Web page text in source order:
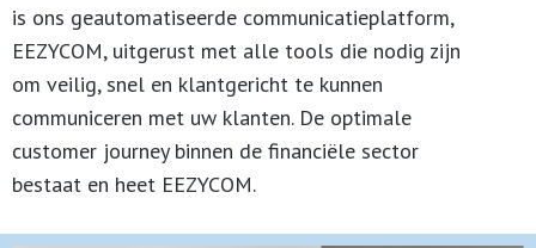
is ons geautomatiseerde communicatieplatform,
EEZYCOM, uitgerust met alle tools die nodig zijn
om veilig, snel en klantgericht te kunnen
communiceren met uw klanten. De optimale
customer journey binnen de financiële sector
bestaat en heet EEZYCOM.